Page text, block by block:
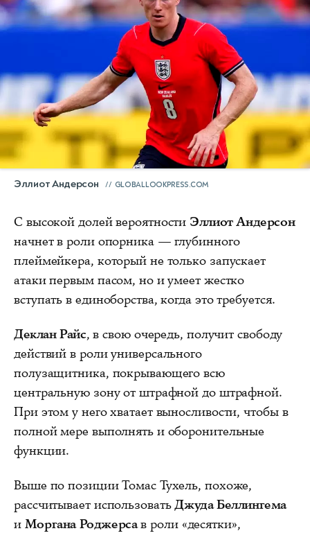
Эллиот Андерсон GLOBALLOOKPRESS.COM
С высокой долей вероятности Эллиот Андерсон
начнет в роли опорника — глубинного
плеймейкера, который не только запускает
атаки первым пасом, но и умеет жестко
вступать в единоборства, когда это требуется.
Деклан Райс, в свою очередь, получит свободу
действий в роли универсального
полузащитника, покрывающего всю
центральную зону от штрафной до штрафной.
При этом у него хватает выносливости, чтобы в
полной мере выполнять и оборонительные
функции.
Выше по позиции Томас Тухель, похоже,
рассчитывает использоватьДжуда Беллингема
и Моргана Роджерсав роли «десятки»,